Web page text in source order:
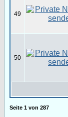
49
50
Seite 1 von 287